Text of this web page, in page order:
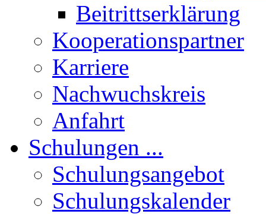
Beitrittserklärung
Kooperationspartner
Karriere
Nachwuchskreis
Anfahrt
Schulungen ...
Schulungsangebot
Schulungskalender